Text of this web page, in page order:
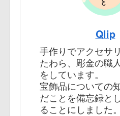
Qlip
手作りでアクセサ
たわら、彫金の職
をしています。
宝飾品についての
だことを備忘録と
ることにしました。